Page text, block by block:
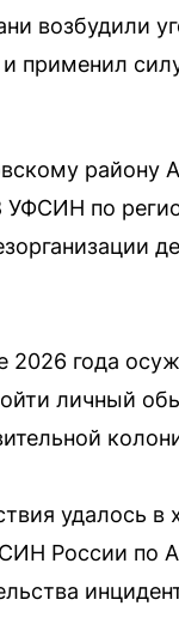
возбудили
применил
району
по
2026 года
личный
удалось
России по